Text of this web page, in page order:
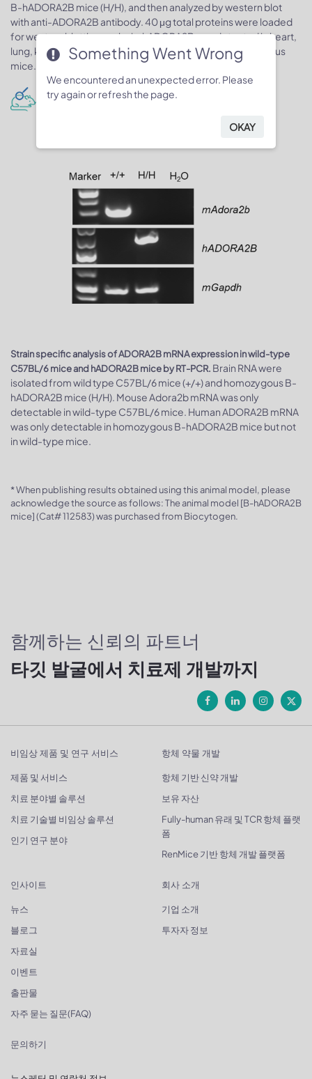
B-hADORA2B mice (H/H), and then analyzed by western blot
with anti-ADORA2B antibody. 40 μg total proteins were loaded
for western blotting analysis. hADORA2B was detected in heart,
lung, kidney, brain, liver and small intestine from homozygous
mice.
mRNA expression analysis
Strain specific analysis of ADORA2B mRNA expression in wild-type
C57BL/6 mice and hADORA2B mice by RT-PCR. Brain RNA were
isolated from wild type C57BL/6 mice (+/+) and homozygous B-
hADORA2B mice (H/H). Mouse Adora2b mRNA was only
detectable in wild-type C57BL/6 mice. Human ADORA2B mRNA
was only detectable in homozygous B-hADORA2B mice but not
in wild-type mice.
* When publishing results obtained using this animal model, please
acknowledge the source as follows: The animal model [B-hADORA2B
mice] (Cat# 112583) was purchased from Biocytogen.
함께하는 신뢰의 파트너
타깃 발굴에서 치료제 개발까지
비임상 제품 및 연구 서비스
제품 및 서비스
치료 분야별 솔루션
치료 기술별 비임상 솔루션
인기 연구 분야
항체 약물 개발
항체 기반 신약 개발
보유 자산
Fully-human 유래 및 TCR 항체 플랫
폼
RenMice 기반 항체 개발 플랫폼
인사이트
뉴스
블로그
자료실
이벤트
출판물
자주 묻는 질문(FAQ)
회사 소개
기업 소개
투자자 정보
문의하기
Something Went Wrong
We encountered an unexpected error. Please
try again or refresh the page.
OKAY